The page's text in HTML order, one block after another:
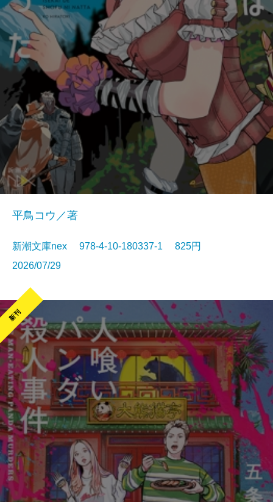
平鳥コウ／著
新潮文庫nex 978-4-10-180337-1 825円
2026/07/29
新刊